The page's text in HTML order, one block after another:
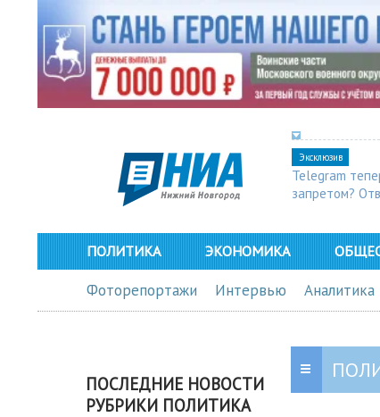
Эксклюзив
Telegram
запретом?
ПОЛИТИКА ЭКОНОМИКА
Фоторепортажи Интервью Аналитика
ПОСЛЕДНИЕ НОВОСТИ
РУБРИКИ ПОЛИТИКА